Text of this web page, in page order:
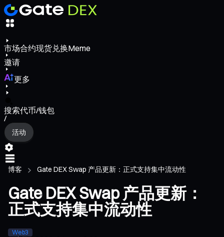
市场合约现货兑换Meme
邀请
更多
搜索代币/钱包
/
活动
博客 Gate DEX Swap 产品更新：正式支持集中流动性
Gate DEX Swap 产品更新：
正式支持集中流动性
Web3